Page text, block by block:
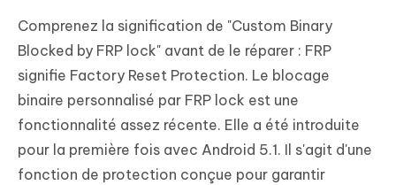
Comprenez la signification de "Custom Binary
Blocked by FRP lock" avant de le réparer : FRP
signifie Factory Reset Protection. Le blocage
binaire personnalisé par FRP lock est une
fonctionnalité assez récente. Elle a été introduite
pour la première fois avec Android 5.1. Il s'agit d'une
fonction de protection conçue pour garantir